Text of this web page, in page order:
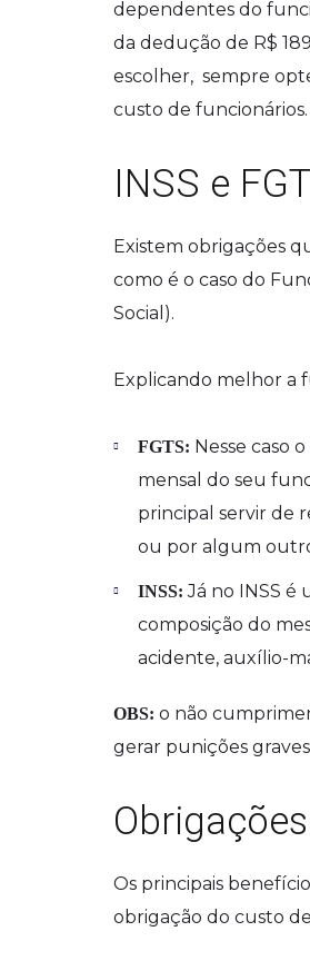
dependentes do
da dedução de R$
escolher, sempre
custo de funcionários.
INSS e
Existem obrigações
como é o caso do
Social).
Explicando melhor a
FGTS: Nesse caso
mensal do seu
principal servir de
ou por algum
INSS:Já no INSS
composição do
acidente, auxílio-
OBS: o não
gerar punições
Os principais
obrigação do custo